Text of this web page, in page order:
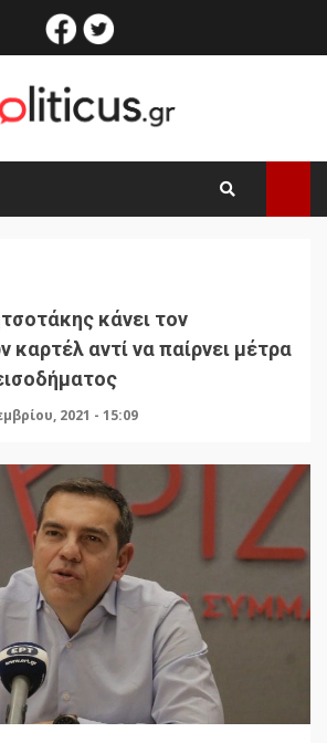
facebook
κάνει τον
καρτέλ αντί να παίρνει μέτρα
2021 - 15:09